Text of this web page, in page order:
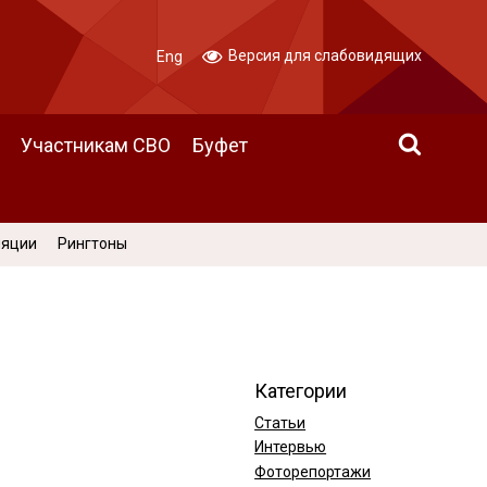
Участникам СВО Буфет
Eng Версия для слабовидящих
Рингтоны
Категории
Статьи
Интервью
Фоторепортажи